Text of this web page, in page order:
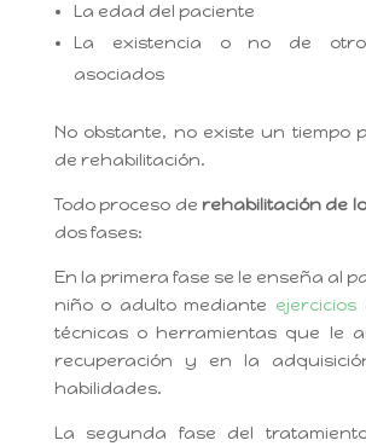
La edad del paciente
La existencia o no de
asociados
No obstante, no existe un tiempo
de rehabilitación.
Todo proceso de rehabilitación de
dos fases:
En la primera fase se le enseña al
niño o adulto mediante ejercicios
técnicas o herramientas que le
recuperación y en la
habilidades.
La segunda fase del